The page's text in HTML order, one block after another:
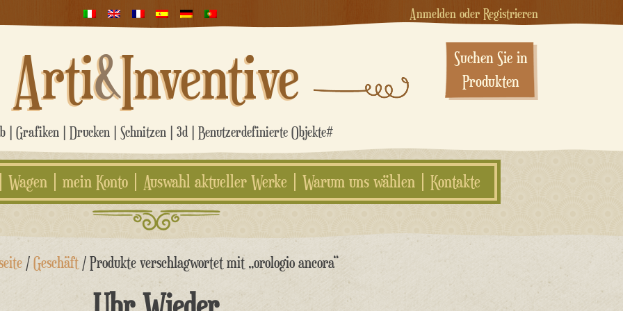
Anmelden oder Registrieren
Arti&Inventive
| Grafiken | Drucken | Schnitzen | 3d | Benutzerdefinierte Objekte#
Suchen Sie in
Produkten
Wagen mein Konto Auswahl aktueller Werke Warum uns wählen Kontakte
/Geschäft/ Produkte verschlagwortet mit „orologio ancora“